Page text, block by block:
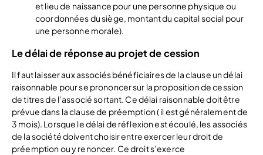
et lieu de naissance pour une personne physique ou
coordonnées du siège, montant du capital social pour
une personne morale).
Le délai de réponse au projet de cession
Il faut laisser aux associés bénéficiaires de la clause un délai
raisonnable pour se prononcer sur la proposition de cession
de titres de l’associé sortant. Ce délai raisonnable doit être
prévue dans la clause de préemption ( il est généralement de
3 mois). Lorsque le délai de réflexion est écoulé, les associés
de la société doivent choisir entre exercer leur droit de
préemption ou y renoncer. Ce droit s’exerce